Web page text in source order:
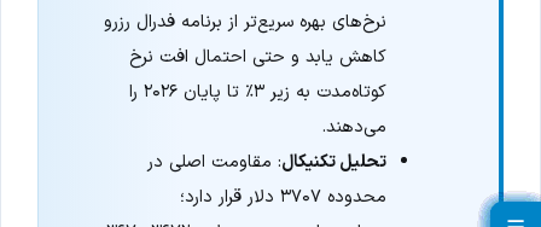
نرخ‌های بهره سریع‌تر از برنامه فدرال رزرو
کاهش یابد و حتی احتمال افت نرخ
کوتاه‌مدت به زیر ۳٪ تا پایان ۲۰۲۶ را
می‌دهند.
تحلیل تکنیکال: مقاومت اصلی در
محدوده ۳۷۰۷ دلار قرار دارد؛